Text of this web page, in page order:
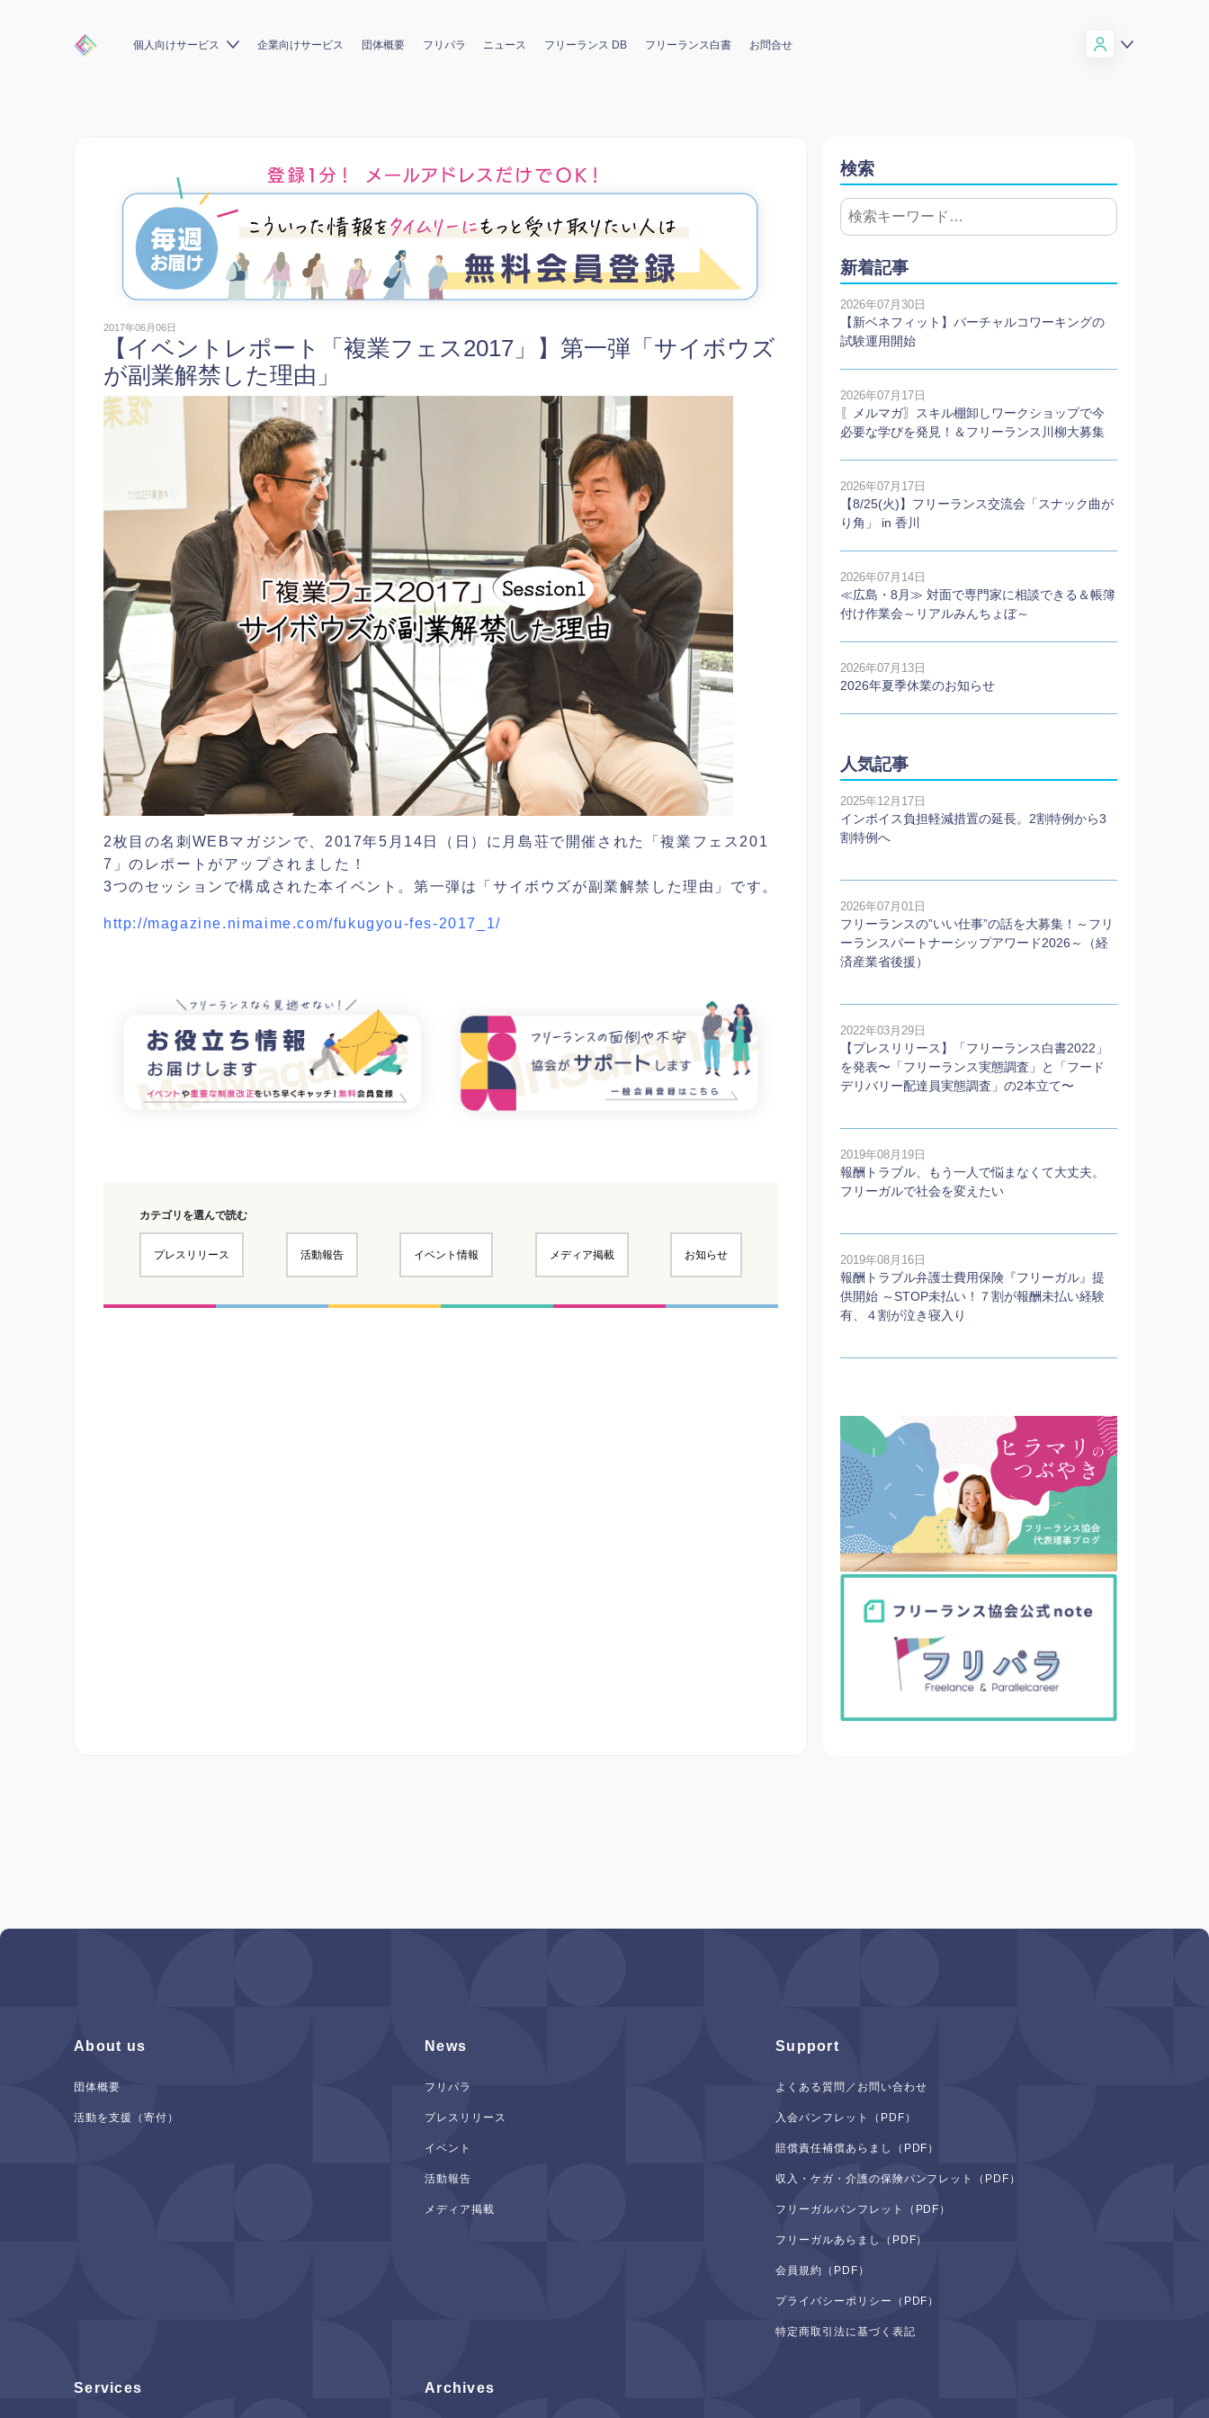
個人向けサービス 企業向けサービス 団体概要 フリパラ ニュース フリーランス DB フリーランス白書 お問合せ
2017年06月06日
【イベントレポート「複業フェス2017」】第一弾「サイボウズ
が副業解禁した理由」
2枚目の名刺WEBマガジンで、2017年5月14日（日）に月島荘で開催された「複業フェス201
7」のレポートがアップされました！
3つのセッションで構成された本イベント。第一弾は「サイボウズが副業解禁した理由」です。
http://magazine.nimaime.com/fukugyou-fes-2017_1/
カテゴリを選んで読む
プレスリリース 活動報告 イベント情報 メディア掲載 お知らせ
検索
新着記事
2026年07月30日
【新ベネフィット】バーチャルコワーキングの
試験運用開始
2026年07月17日
〖メルマガ〗スキル棚卸しワークショップで今
必要な学びを発見！＆フリーランス川柳大募集
2026年07月17日
【8/25(火)】フリーランス交流会「スナック曲が
り角」 in 香川
2026年07月14日
≪広島・8月≫ 対面で専門家に相談できる＆帳簿
付け作業会～リアルみんちょぼ～
2026年07月13日
2026年夏季休業のお知らせ
人気記事
2025年12月17日
インボイス負担軽減措置の延長。2割特例から3
割特例へ
2026年07月01日
フリーランスの”いい仕事”の話を大募集！～フリ
ーランスパートナーシップアワード2026～（経
済産業省後援）
2022年03月29日
【プレスリリース】「フリーランス白書2022」
を発表〜「フリーランス実態調査」と「フード
デリバリー配達員実態調査」の2本⽴て〜
2019年08月19日
報酬トラブル、もう一人で悩まなくて大丈夫。
フリーガルで社会を変えたい
2019年08月16日
報酬トラブル弁護士費用保険『フリーガル』提
供開始 ～STOP未払い！７割が報酬未払い経験
有、４割が泣き寝入り
About us
団体概要
活動を支援（寄付）
News
フリパラ
プレスリリース
イベント
活動報告
メディア掲載
Support
よくある質問／お問い合わせ
入会パンフレット（PDF）
賠償責任補償あらまし（PDF）
収入・ケガ・介護の保険パンフレット（PDF）
フリーガルパンフレット（PDF）
フリーガルあらまし（PDF）
会員規約（PDF）
プライバシーポリシー（PDF）
特定商取引法に基づく表記
Services Archives